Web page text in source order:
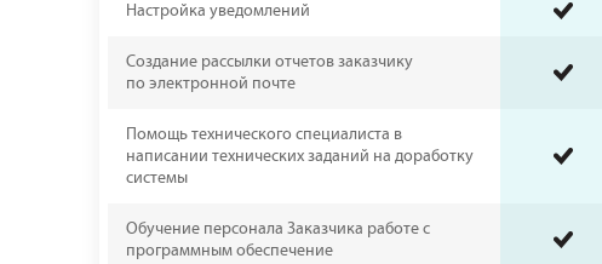
Настройка уведомлений
Создание рассылки отчетов заказчику
по электронной почте
Помощь технического специалиста в
написании технических заданий на доработку
системы
Обучение персонала Заказчика работе с
программным обеспечение